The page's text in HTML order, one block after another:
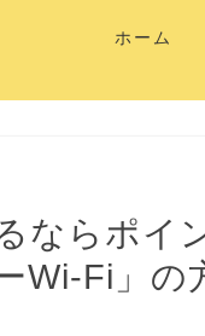
ホーム
ならポイ
Wi-Fi」の